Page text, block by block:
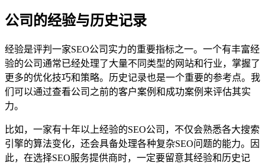
公司的经验与历史记录
经验是评判一家SEO公司实力的重要指标之一。一个有丰富经
验的公司通常已经处理了大量不同类型的网站和行业，掌握了
更多的优化技巧和策略。历史记录也是一个重要的参考点。我
们可以通过查看公司之前的客户案例和成功案例来评估其实
力。
比如，一家有十年以上经验的SEO公司，不仅会熟悉各大搜索
引擎的算法变化，还会具备处理各种复杂SEO问题的能力。因
此，在选择SEO服务提供商时，一定要留意其经验和历史记